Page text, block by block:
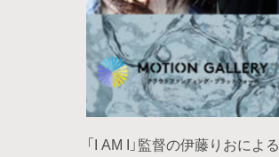
「I AM I」監督の伊藤りおによ